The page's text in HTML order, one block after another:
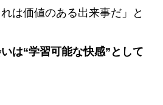
は価値のある出来事だ」と
は“学習可能な快感”として